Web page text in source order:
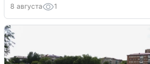
8 августа 1